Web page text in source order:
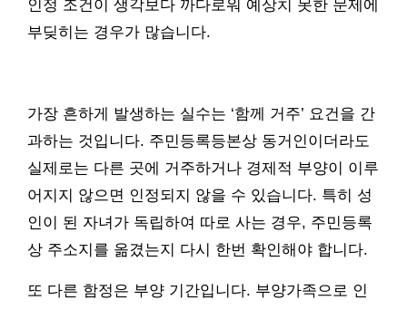
인정 조건이 생각보다 까다로워 예상치 못한 문제에
부딪히는 경우가 많습니다.
가장 흔하게 발생하는 실수는 ‘함께 거주’ 요건을 간
과하는 것입니다. 주민등록등본상 동거인이더라도
실제로는 다른 곳에 거주하거나 경제적 부양이 이루
어지지 않으면 인정되지 않을 수 있습니다. 특히 성
인이 된 자녀가 독립하여 따로 사는 경우, 주민등록
상 주소지를 옮겼는지 다시 한번 확인해야 합니다.
또 다른 함정은 부양 기간입니다. 부양가족으로 인